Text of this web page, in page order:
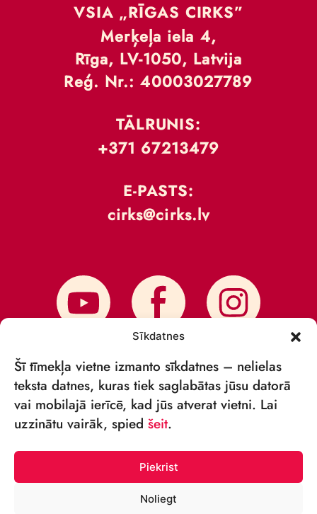
Sīkdatnes
Šī tīmekļa vietne izmanto sīkdatnes – nelielas
teksta datnes, kuras tiek saglabātas jūsu datorā
vai mobilajā ierīcē, kad jūs atverat vietni. Lai
uzzinātu vairāk, spied šeit.
Piekrist
Noliegt
VSIA „RĪGAS CIRKS”
Merķeļa iela 4,
Rīga, LV-1050, Latvija
Reģ. Nr.: 40003027789
TĀLRUNIS:
+371 67213479
E-PASTS:
cirks@cirks.lv
PIESAKIES JAUNUMIEM